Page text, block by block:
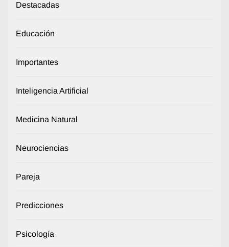
Destacadas
Educación
Importantes
Inteligencia Artificial
Medicina Natural
Neurociencias
Pareja
Predicciones
Psicología